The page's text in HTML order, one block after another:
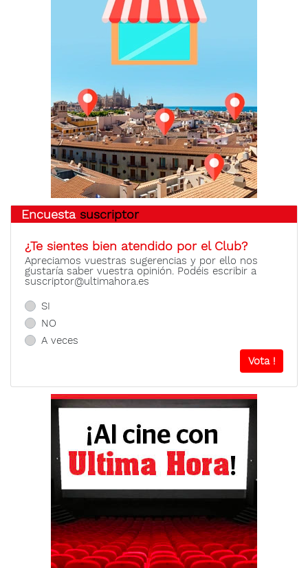
Encuesta suscriptor
¿Te sientes bien atendido por el Club?
Apreciamos vuestras sugerencias y por ello nos
gustaría saber vuestra opinión. Podéis escribir a
suscriptor@ultimahora.es
SI
NO
A veces